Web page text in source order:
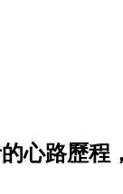
心路歷程